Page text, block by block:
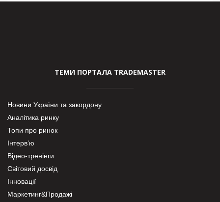
ТЕМИ ПОРТАЛА TRADEMASTER
Новини України та закордону
Аналітика ринку
Топи про ринок
Інтерв’ю
Відео-тренінги
Світовий досвід
Інновації
Маркетинг&Продажі